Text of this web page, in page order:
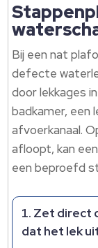
Bij een nat
defecte
door lekkages
badkamer, een
afvoerkanaal.
afloopt, kan
een beproefd
Zet direct
dat het lek